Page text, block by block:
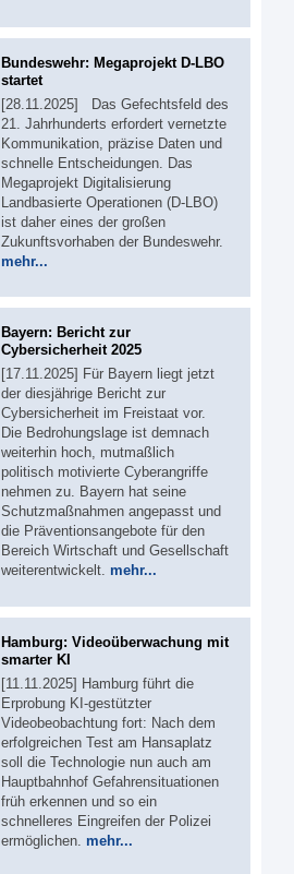
Bundeswehr: Megaprojekt D-LBO
startet
[28.11.2025] Das Gefechtsfeld des
21. Jahrhunderts erfordert vernetzte
Kommunikation, präzise Daten und
schnelle Entscheidungen. Das
Megaprojekt Digitalisierung
Landbasierte Operationen (D-LBO)
ist daher eines der großen
Zukunftsvorhaben der Bundeswehr.
mehr...
Bayern: Bericht zur
Cybersicherheit 2025
[17.11.2025] Für Bayern liegt jetzt
der diesjährige Bericht zur
Cybersicherheit im Freistaat vor.
Die Bedrohungslage ist demnach
weiterhin hoch, mutmaßlich
politisch motivierte Cyberangriffe
nehmen zu. Bayern hat seine
Schutzmaßnahmen angepasst und
die Präventionsangebote für den
Bereich Wirtschaft und Gesellschaft
weiterentwickelt. mehr...
Hamburg: Videoüberwachung mit
smarter KI
[11.11.2025] Hamburg führt die
Erprobung KI-gestützter
Videobeobachtung fort: Nach dem
erfolgreichen Test am Hansaplatz
soll die Technologie nun auch am
Hauptbahnhof Gefahrensituationen
früh erkennen und so ein
schnelleres Eingreifen der Polizei
ermöglichen. mehr...